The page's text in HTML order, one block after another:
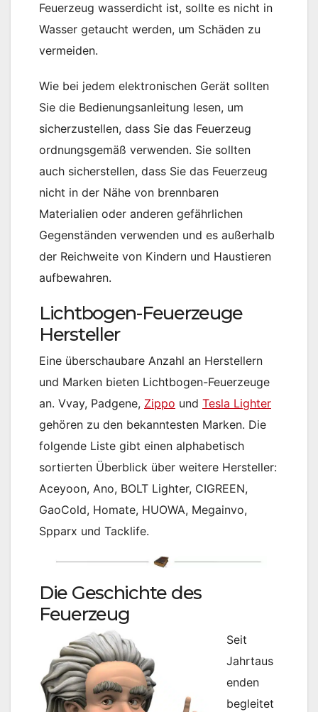
Feuerzeug wasserdicht ist, sollte es nicht in
Wasser getaucht werden, um Schäden zu
vermeiden.
Wie bei jedem elektronischen Gerät sollten
Sie die Bedienungsanleitung lesen, um
sicherzustellen, dass Sie das Feuerzeug
ordnungsgemäß verwenden. Sie sollten
auch sicherstellen, dass Sie das Feuerzeug
nicht in der Nähe von brennbaren
Materialien oder anderen gefährlichen
Gegenständen verwenden und es außerhalb
der Reichweite von Kindern und Haustieren
aufbewahren.
Lichtbogen-Feuerzeuge
Hersteller
Eine überschaubare Anzahl an Herstellern
und Marken bieten Lichtbogen-Feuerzeuge
an. Vvay, Padgene, Zippo und Tesla Lighter
gehören zu den bekanntesten Marken. Die
folgende Liste gibt einen alphabetisch
sortierten Überblick über weitere Hersteller:
Aceyoon, Ano, BOLT Lighter, CIGREEN,
GaoCold, Homate, HUOWA, Megainvo,
Spparx und Tacklife.
Die Geschichte des
Feuerzeug
Seit
Jahrtaus
enden
begleitet